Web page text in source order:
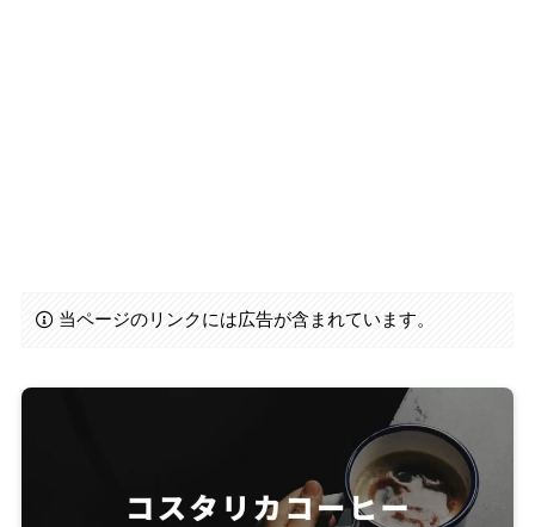
当ページのリンクには広告が含まれています。